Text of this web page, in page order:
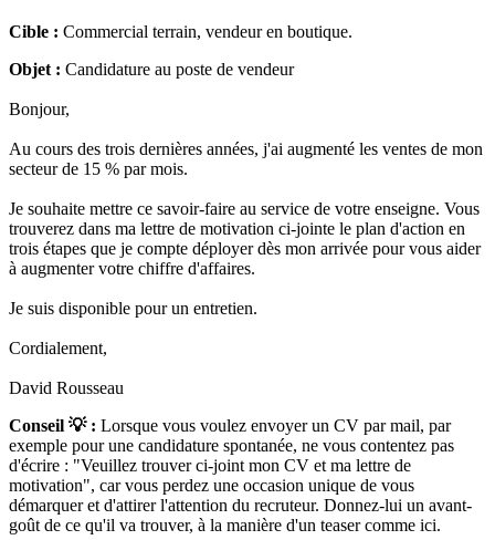
Cible : Commercial terrain, vendeur en boutique.
Objet : Candidature au poste de vendeur
Bonjour,
Au cours des trois dernières années, j'ai augmenté les ventes de mon
secteur de 15 % par mois.
Je souhaite mettre ce savoir-faire au service de votre enseigne. Vous
trouverez dans ma lettre de motivation ci-jointe le plan d'action en
trois étapes que je compte déployer dès mon arrivée pour vous aider
à augmenter votre chiffre d'affaires.
Je suis disponible pour un entretien.
Cordialement,
David Rousseau
Conseil 💡 : Lorsque vous voulez envoyer un CV par mail, par
exemple pour une candidature spontanée, ne vous contentez pas
d'écrire : "Veuillez trouver ci-joint mon CV et ma lettre de
motivation", car vous perdez une occasion unique de vous
démarquer et d'attirer l'attention du recruteur. Donnez-lui un avant-
goût de ce qu'il va trouver, à la manière d'un teaser comme ici.